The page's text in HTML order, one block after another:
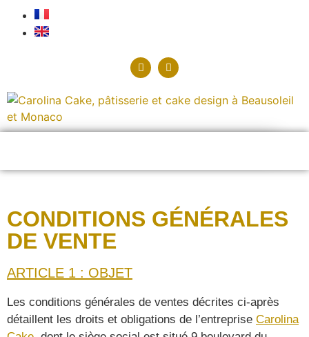
CONDITIONS GÉNÉRALES
DE VENTE
ARTICLE 1 : OBJET
Les conditions générales de ventes décrites ci-après
détaillent les droits et obligations de l’entreprise Carolina